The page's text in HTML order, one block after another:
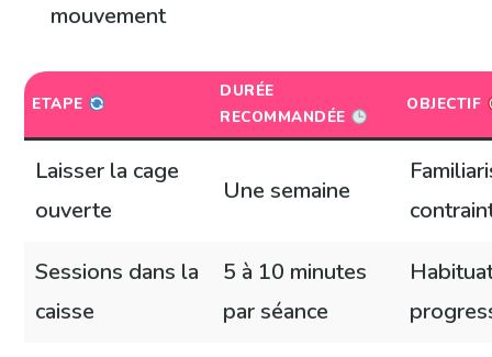
mouvement
ETAPE
DURÉE
RECOMMANDÉE
OBJECTIF
Laisser la cage
ouverte
Une semaine
Sessions dans la
caisse
5 à 10 minutes
par séance